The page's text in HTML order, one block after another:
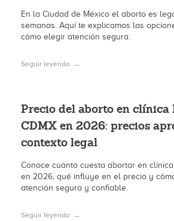
En la Ciudad de México el aborto es
semanas. Aquí te explicamos las
cómo elegir atención segura.
Seguir leyendo
Precio del aborto en clínica
CDMX en 2026: precios
contexto legal
Conoce cuánto cuesta abortar en
en 2026, qué influye en el precio y
atención segura y confiable.
Seguir leyendo